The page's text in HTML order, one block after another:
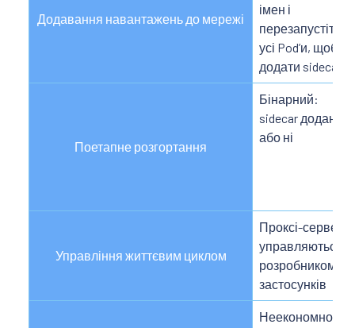
Додавання навантажень до мережі
імен і
перезапустіть
усі Podʼи, щоб
додати sidecar
Поетапне розгортання
Бінарний:
sidecar доданий
або ні
Управління життєвим циклом
Проксі-сервери
управляються
розробником
застосунків
Неекономно;